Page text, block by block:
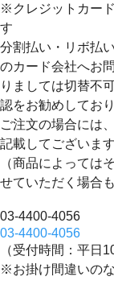
※クレジットカー
す
分割払い・リボ払
のカード会社へお
りましては切替不
認をお勧めしており
ご注文の場合には
記載してございます
（商品によっては
せていただく場合
03-4400-4056
03-4400-4056
（受付時間：平日
※お掛け間違いの